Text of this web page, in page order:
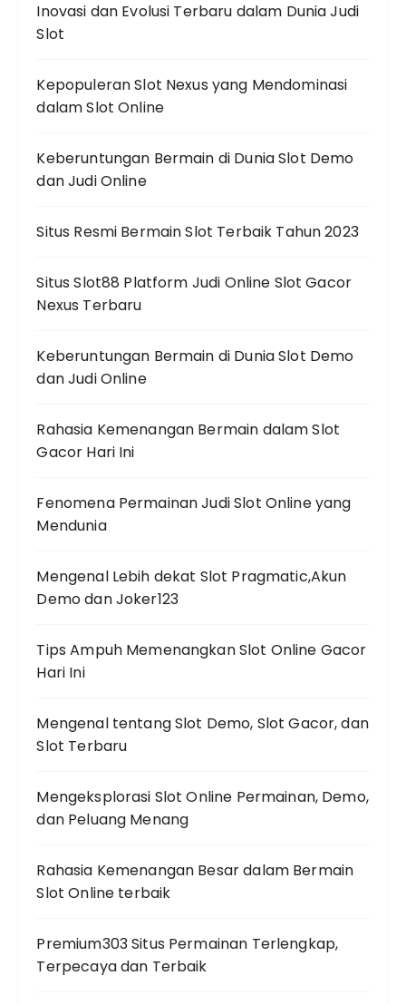
Inovasi dan Evolusi Terbaru dalam Dunia Judi
Slot
Kepopuleran Slot Nexus yang Mendominasi
dalam Slot Online
Keberuntungan Bermain di Dunia Slot Demo
dan Judi Online
Situs Resmi Bermain Slot Terbaik Tahun 2023
Situs Slot88 Platform Judi Online Slot Gacor
Nexus Terbaru
Keberuntungan Bermain di Dunia Slot Demo
dan Judi Online
Rahasia Kemenangan Bermain dalam Slot
Gacor Hari Ini
Fenomena Permainan Judi Slot Online yang
Mendunia
Mengenal Lebih dekat Slot Pragmatic,Akun
Demo dan Joker123
Tips Ampuh Memenangkan Slot Online Gacor
Hari Ini
Mengenal tentang Slot Demo, Slot Gacor, dan
Slot Terbaru
Mengeksplorasi Slot Online Permainan, Demo,
dan Peluang Menang
Rahasia Kemenangan Besar dalam Bermain
Slot Online terbaik
Premium303 Situs Permainan Terlengkap,
Terpecaya dan Terbaik